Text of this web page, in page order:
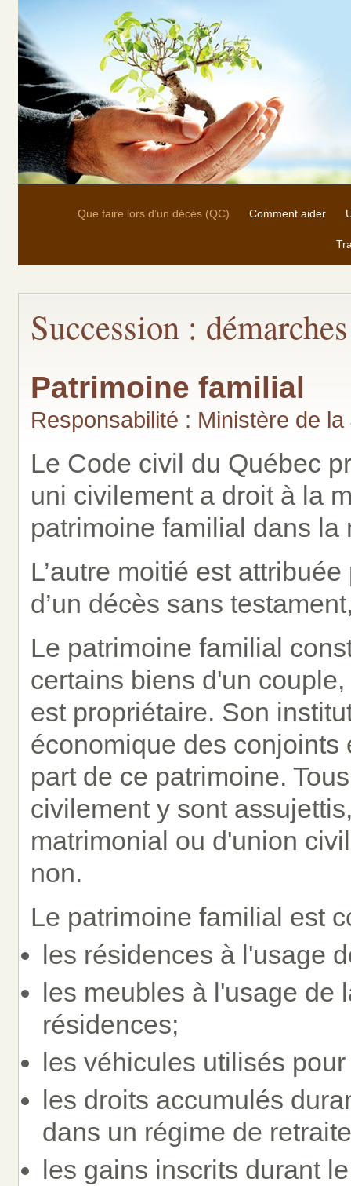
Que faire lors d’un décès (QC) Comment aider
Succession :
Patrimoine familial
Responsabilité : Ministère de
Le Code civil du Québec
uni civilement a droit à la
patrimoine familial dans
L’autre moitié est
d’un décès sans
Le patrimoine familial
certains biens d'un
est propriétaire. Son
économique des
part de ce patrimoine.
civilement y sont
matrimonial ou d'union
non.
Le patrimoine familial est
les résidences à l'usage
les meubles à l'usage de
résidences;
les véhicules utilisés
les droits accumulés
dans un régime de
les gains inscrits durant